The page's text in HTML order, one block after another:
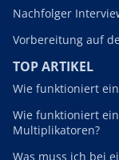
Nachfolger
Vorbereitung auf
TOP ARTIKEL
Wie funktioniert
Wie funktioniert
Multiplikatoren?
Was muss ich bei